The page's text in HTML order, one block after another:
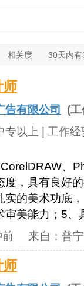
相关度 30天内有
师
告有限公司
(
专以上 | 工作
、
度，具有良好
实的美术功底
审美能力；5、
前 来自： 普
师